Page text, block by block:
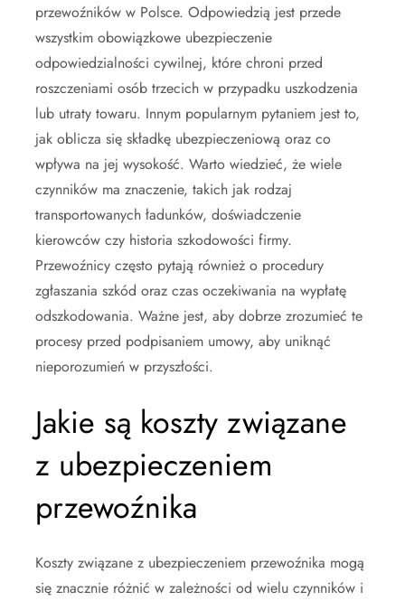
przewoźników w Polsce. Odpowiedzią jest przede
wszystkim obowiązkowe ubezpieczenie
odpowiedzialności cywilnej, które chroni przed
roszczeniami osób trzecich w przypadku uszkodzenia
lub utraty towaru. Innym popularnym pytaniem jest to,
jak oblicza się składkę ubezpieczeniową oraz co
wpływa na jej wysokość. Warto wiedzieć, że wiele
czynników ma znaczenie, takich jak rodzaj
transportowanych ładunków, doświadczenie
kierowców czy historia szkodowości firmy.
Przewoźnicy często pytają również o procedury
zgłaszania szkód oraz czas oczekiwania na wypłatę
odszkodowania. Ważne jest, aby dobrze zrozumieć te
procesy przed podpisaniem umowy, aby uniknąć
nieporozumień w przyszłości.
Jakie są koszty związane
z ubezpieczeniem
przewoźnika
Koszty związane z ubezpieczeniem przewoźnika mogą
się znacznie różnić w zależności od wielu czynników i